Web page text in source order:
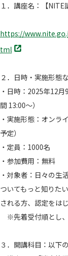
１．講座名：【NITE
https://
tml 別
で
開
２．日時・実施形態
・日時：2025年12
間 13:00～）
・実施形態：オンラ
予定）
・定員：1000名
・参加費用：無料
・対象者：日々の生
ついてもっと知りた
される方、認定をは
※先着受付順とし
３．開講科目：以下